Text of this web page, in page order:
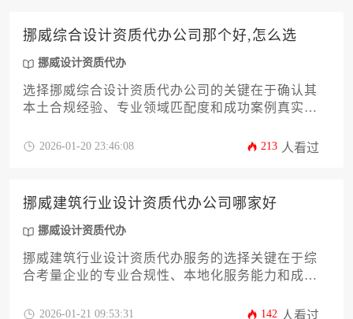
挪威综合设计资质代办公司那个好,怎么选
挪威设计资质代办
选择挪威综合设计资质代办公司的关键在于确认其
本土合规经验、专业领域匹配度和成功案例真实
透明度来做出决策。
2026-01-20 23:46:08 213 人看过
挪威建筑行业设计资质代办公司哪家好
挪威设计资质代办
挪威建筑行业设计资质代办服务的选择关键在于综
合考量企业的专业合规性、本地化服务能力和成功
等机构凭借对挪威建筑法规体系的深度理解与高效
2026-01-21 09:53:31 142 人看过